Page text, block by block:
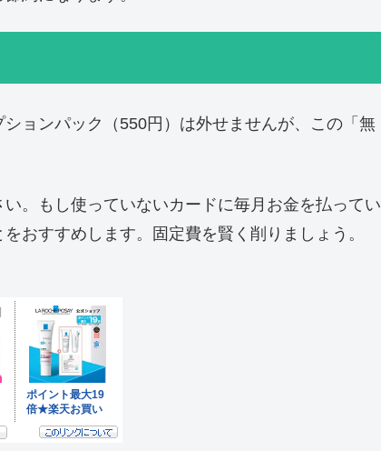
ョンパック（550円）は外せませんが、この「無
。もし使っていないカードに毎月お金を払ってい
おすすめします。固定費を賢く削りましょう。